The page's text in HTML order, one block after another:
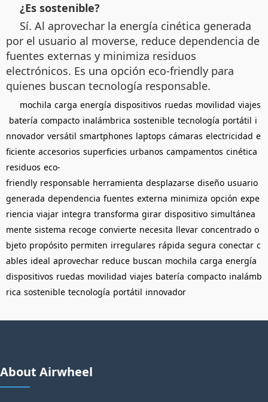
¿Es sostenible?
Sí. Al aprovechar la energía cinética generada
por el usuario al moverse, reduce dependencia de
fuentes externas y minimiza residuos
electrónicos. Es una opción eco-friendly para
quienes buscan tecnología responsable.
mochila carga energía dispositivos ruedas movilidad viajes
batería compacto inalámbrica sostenible tecnología portátil i
nnovador versátil smartphones laptops cámaras electricidad e
ficiente accesorios superficies urbanos campamentos cinética
residuos eco-
friendly responsable herramienta desplazarse diseño usuario
generada dependencia fuentes externa minimiza opción expe
riencia viajar integra transforma girar dispositivo simultánea
mente sistema recoge convierte necesita llevar concentrado o
bjeto propósito permiten irregulares rápida segura conectar c
ables ideal aprovechar reduce buscan mochila carga energía
dispositivos ruedas movilidad viajes batería compacto inalámb
rica sostenible tecnología portátil innovador
About Airwheel